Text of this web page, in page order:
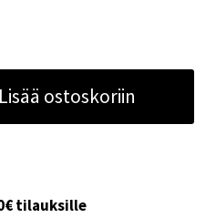
Lisää ostoskoriin
tilauksille